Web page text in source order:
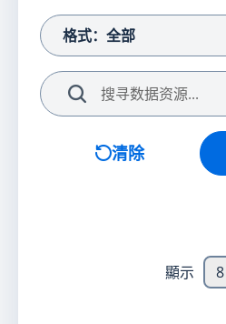
格式：全部
清除
顯示 8